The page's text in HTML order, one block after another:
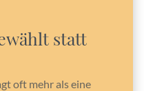
statt
oft mehr als eine